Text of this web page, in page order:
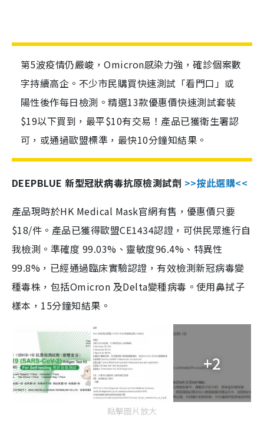
第5波疫情仍嚴峻，Omicron感染力強，確診個案數
字持續高企。不少市民購買快速測試「看門口」或
陽性後作每日檢測。精選13款優惠價快速測試套裝
$19以下買到，最平$10有交易！產品已獲衛生署認
可，或通過歐盟標準，最快10分鐘知結果。
DEEPBLUE 新型冠狀病毒抗原檢測試劑 >>按此選購<<
產品現時於HK Medical Mask官網有售，優惠價只要
$18/件。產品已獲得歐盟CE1434認證，可供民眾進行自
我檢測。準確度 99.03%、靈敏度96.4%、特異性
99.8%，已經通過臨床實驗認證，有效檢測新冠病毒變
種毒株，包括Omicron 及Delta變種病毒。使用鼻拭子
樣本，15分鐘知結果。
+2
點擊圖片放大